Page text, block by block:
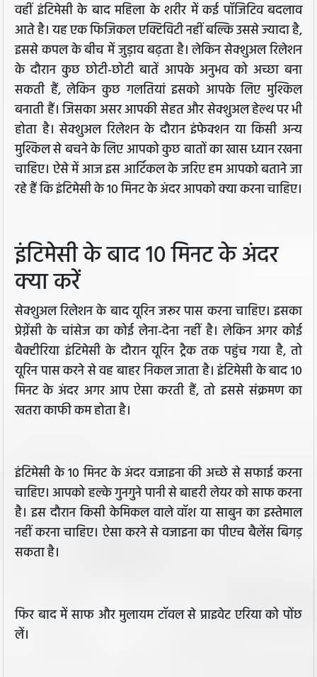
वहीं इंटिमेसी के बाद महिला के शरीर में कई पॉजिटिव बदलाव
आते है। यह एक फिजिकल एक्टिविटी नहीं बल्कि उससे ज्यादा है,
इससे कपल के बीच में जुड़ाव बढ़ता है। लेकिन सेक्शुअल रिलेशन
के दौरान कुछ छोटी-छोटी बातें आपके अनुभव को अच्छा बना
सकती हैं, लेकिन कुछ गलतियां इसको आपके लिए मुश्किल
बनाती हैं। जिसका असर आपकी सेहत और सेक्शुअल हेल्थ पर भी
होता है। सेक्शुअल रिलेशन के दौरान इंफेक्शन या किसी अन्य
मुश्किल से बचने के लिए आपको कुछ बातों का खास ध्यान रखना
चाहिए। ऐसे में आज इस आर्टिकल के जरिए हम आपको बताने जा
रहे हैं कि इंटिमेसी के 10 मिनट के अंदर आपको क्या करना चाहिए।
इंटिमेसी के बाद 10 मिनट के अंदर
क्या करें
सेक्शुअल रिलेशन के बाद यूरिन जरूर पास करना चाहिए। इसका
प्रेग्नेंसी के चांसेज का कोई लेना-देना नहीं है। लेकिन अगर कोई
बैक्टीरिया इंटिमेसी के दौरान यूरिन ट्रैक तक पहुंच गया है, तो
यूरिन पास करने से वह बाहर निकल जाता है। इंटिमेसी के बाद 10
मिनट के अंदर अगर आप ऐसा करती हैं, तो इससे संक्रमण का
खतरा काफी कम होता है।
इंटिमेसी के 10 मिनट के अंदर वजाइना की अच्छे से सफाई करना
चाहिए। आपको हल्के गुनगुने पानी से बाहरी लेयर को साफ करना
है। इस दौरान किसी केमिकल वाले वॉश या साबुन का इस्तेमाल
नहीं करना चाहिए। ऐसा करने से वजाइना का पीएच बैलेंस बिगड़
सकता है।
फिर बाद में साफ और मुलायम टॉवल से प्राइवेट एरिया को पोंछ
लें।